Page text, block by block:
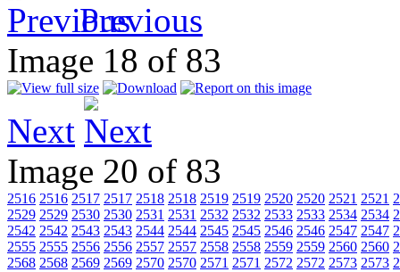
Previous
Image 18 of 83
Next
Image 20 of 83
2516 2516 2517 2517 2518 2518 2519 2519 2520 2520 2521 2521
2529 2529 2530 2530 2531 2531 2532 2532 2533 2533 2534 2534
2542 2542 2543 2543 2544 2544 2545 2545 2546 2546 2547 2547
2555 2555 2556 2556 2557 2557 2558 2558 2559 2559 2560 2560
2568 2568 2569 2569 2570 2570 2571 2571 2572 2572 2573 2573